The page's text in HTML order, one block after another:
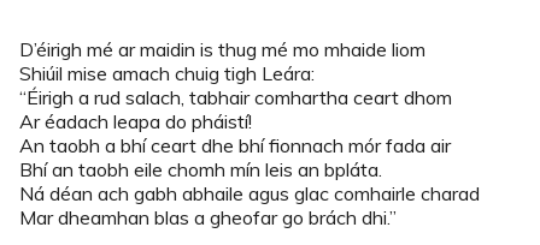
D’éirigh mé ar maidin is thug mé mo mhaide liom
Shiúil mise amach chuig tigh Leára:
“Éirigh a rud salach, tabhair comhartha ceart dhom
Ar éadach leapa do pháistí!
An taobh a bhí ceart dhe bhí fionnach mór fada air
Bhí an taobh eile chomh mín leis an bpláta.
Ná déan ach gabh abhaile agus glac comhairle charad
Mar dheamhan blas a gheofar go brách dhi.”